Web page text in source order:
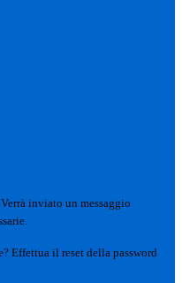
Verrà inviato un messaggio
Effettua il reset della password